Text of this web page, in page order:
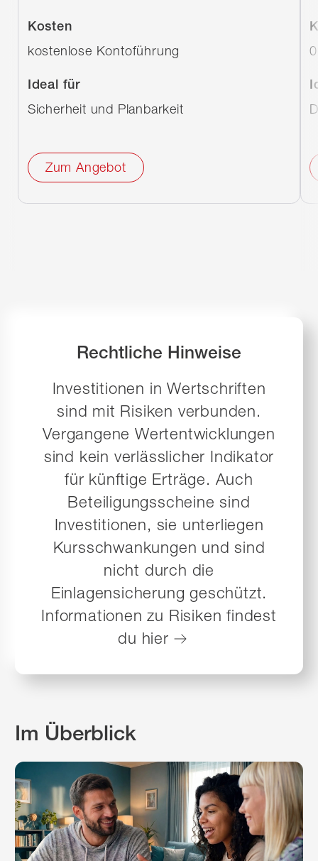
Kosten
kostenlose Kontoführung
Ideal für
Sicherheit und Planbarkeit
Zum Angebot
Rechtliche Hinweise
Investitionen in Wertschriften
sind mit Risiken verbunden.
Vergangene Wertentwicklungen
sind kein verlässlicher Indikator
für künftige Erträge. Auch
Beteiligungsscheine sind
Investitionen, sie unterliegen
Kursschwankungen und sind
nicht durch die
Einlagensicherung geschützt.
Informationen zu Risiken findest
du hier
Im Überblick